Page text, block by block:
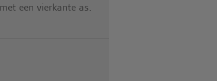
een vierkante as.